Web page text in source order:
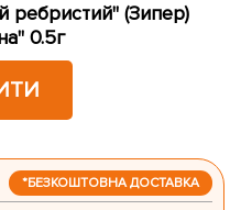
ребристий" (Зипер)
0.5г
*БЕЗКОШТОВНА ДОСТАВКА